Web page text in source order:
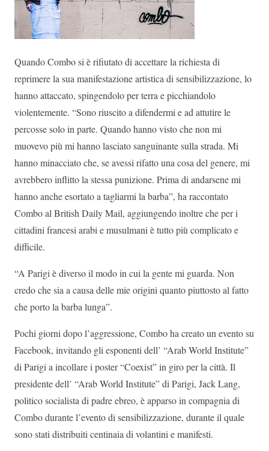
Quando Combo si è rifiutato di accettare la richiesta di
reprimere la sua manifestazione artistica di sensibilizzazione, lo
hanno attaccato, spingendolo per terra e picchiandolo
violentemente. “Sono riuscito a difendermi e ad attutire le
percosse solo in parte. Quando hanno visto che non mi
muovevo più mi hanno lasciato sanguinante sulla strada. Mi
hanno minacciato che, se avessi rifatto una cosa del genere, mi
avrebbero inflitto la stessa punizione. Prima di andarsene mi
hanno anche esortato a tagliarmi la barba”, ha raccontato
Combo al British Daily Mail, aggiungendo inoltre che per i
cittadini francesi arabi e musulmani è tutto più complicato e
difficile.
“A Parigi è diverso il modo in cui la gente mi guarda. Non
credo che sia a causa delle mie origini quanto piuttosto al fatto
che porto la barba lunga”.
Pochi giorni dopo l’aggressione, Combo ha creato un evento su
Facebook, invitando gli esponenti dell’ “Arab World Institute”
di Parigi a incollare i poster “Coexist” in giro per la città. Il
presidente dell’ “Arab World Institute” di Parigi, Jack Lang,
politico socialista di padre ebreo, è apparso in compagnia di
Combo durante l’evento di sensibilizzazione, durante il quale
sono stati distribuiti centinaia di volantini e manifesti.